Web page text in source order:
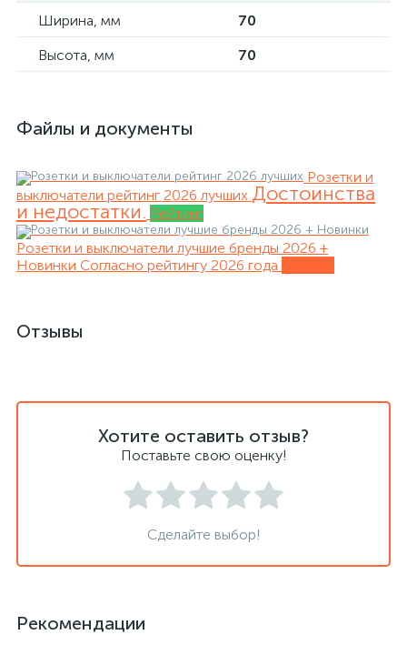
Ширина, мм
70
Высота, мм
70
Файлы и документы
Розетки и
выключатели рейтинг 2026 лучших Достоинства
и недостатки. Рейтинг
Розетки и выключатели лучшие бренды 2026 +
Новинки Согласно рейтингу 2026 года
Отзывы
Хотите оставить отзыв?
Поставьте свою оценку!
Сделайте выбор!
Рекомендации